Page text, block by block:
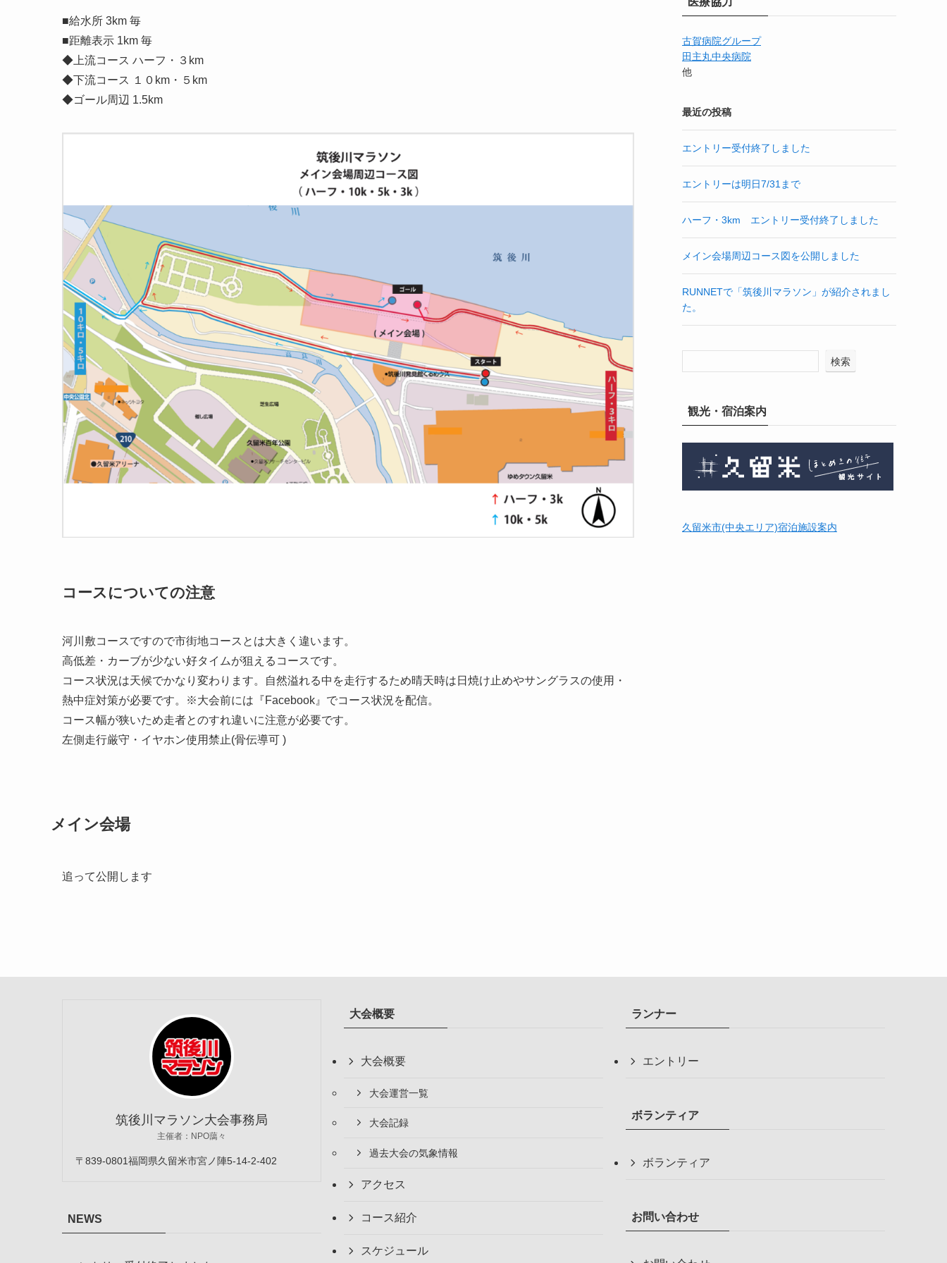
■給水所 3km 毎
■距離表示 1km 毎
◆上流コース ハーフ・３km
◆下流コース １０km・５km
◆ゴール周辺 1.5km
コースについての注意
河川敷コースですので市街地コースとは大きく違います。
高低差・カーブが少ない好タイムが狙えるコースです。
コース状況は天候でかなり変わります。自然溢れる中を走行するため晴天時は日焼け止めやサングラスの使用・
熱中症対策が必要です。※大会前には『Facebook』でコース状況を配信。
コース幅が狭いため走者とのすれ違いに注意が必要です。
左側走行厳守・イヤホン使用禁止(骨伝導可 )
メイン会場
追って公開します
古賀病院グループ
田主丸中央病院
他
最近の投稿
エントリー受付終了しました
エントリーは明日7/31まで
ハーフ・3km エントリー受付終了しました
メイン会場周辺コース図を公開しました
RUNNETで「筑後川マラソン」が紹介されまし
た。
検索
観光・宿泊案内
久留米市(中央エリア)宿泊施設案内
筑後川マラソン大会事務局
主催者：NPO藹々
〒839-0801福岡県久留米市宮ノ陣5-14-2-402
NEWS
大会概要
大会概要
大会運営一覧
大会記録
過去大会の気象情報
アクセス
コース紹介
スケジュール
ランナー
エントリー
ボランティア
ボランティア
お問い合わせ